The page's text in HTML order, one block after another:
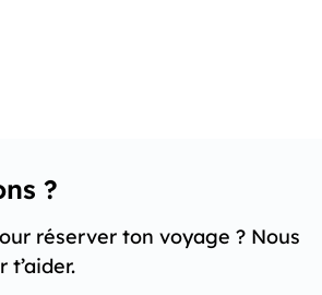
?
réserver ton voyage ? Nous
t’aider.